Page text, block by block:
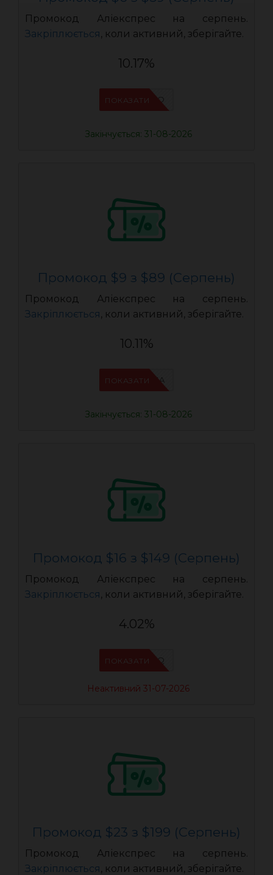
Промокод Аліекспрес на серпень.
Закріплюється, коли активний, зберігайте.
10.17%
IFPCFQQO
ПОКАЗАТИ
Закінчується: 31-08-2026
Промокод $9 з $89 (Серпень)
Промокод Аліекспрес на серпень.
Закріплюється, коли активний, зберігайте.
10.11%
IFPN6ZUA
ПОКАЗАТИ
Закінчується: 31-08-2026
Промокод $16 з $149 (Серпень)
Промокод Аліекспрес на серпень.
Закріплюється, коли активний, зберігайте.
4.02%
IFP94JWQ
ПОКАЗАТИ
Неактивний 31-07-2026
Промокод $23 з $199 (Серпень)
Промокод Аліекспрес на серпень.
Закріплюється, коли активний, зберігайте.